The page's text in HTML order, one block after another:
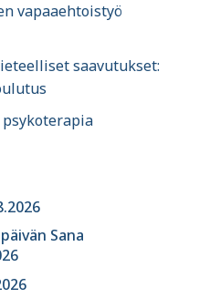
vapaaehtoistyö
saavutukset:
Sana